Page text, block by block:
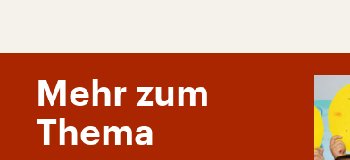
Mehr zum
Thema